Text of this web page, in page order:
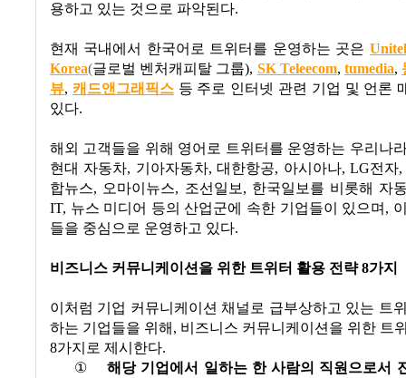
용하고 있는 것으로 파악된다.
현재 국내에서 한국어로 트위터를 운영하는 곳은 Unitel
Korea(글로벌 벤처캐피탈 그룹), SK Teleecom, tumedia,
뷰, 캐드앤그래픽스 등 주로 인터넷 관련 기업 및 언론
있다.
해외 고객들을 위해 영어로 트위터를 운영하는 우리나
현대 자동차, 기아자동차,대한항공, 아시아나, LG전자
합뉴스, 오마이뉴스, 조선일보, 한국일보를 비롯해 자
IT, 뉴스 미디어 등의 산업군에 속한 기업들이 있으며 ,
들을 중심으로 운영하고 있다.
비즈니스 커뮤니케이션을 위한 트위터 활용 전략8가지
이처럼 기업 커뮤니케이션 채널로 급부상하고 있는 트
하는 기업들을 위해 , 비즈니스 커뮤니케이션을 위한 트
8가지로 제시한다.
①
해당 기업에서 일하는 한 사람의 직원으로서